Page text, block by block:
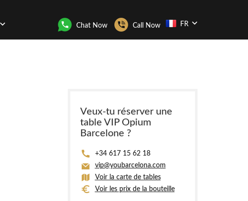
Chat Now Call Now FR
Veux-tu réserver une
table VIP Opium
Barcelone ?
+34 617 15 62 18
vip@youbarcelona.com
Voir la carte de tables
Voir les prix de la bouteille